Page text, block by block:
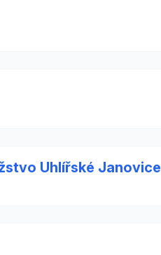
Uhlířské Janovice